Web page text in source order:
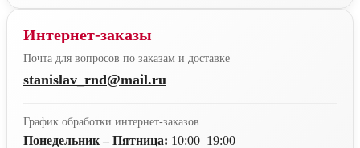
Интернет-заказы
Почта для вопросов по заказам и доставке
stanislav_rnd@mail.ru
График обработки интернет-заказов
Понедельник – Пятница: 10:00–19:00